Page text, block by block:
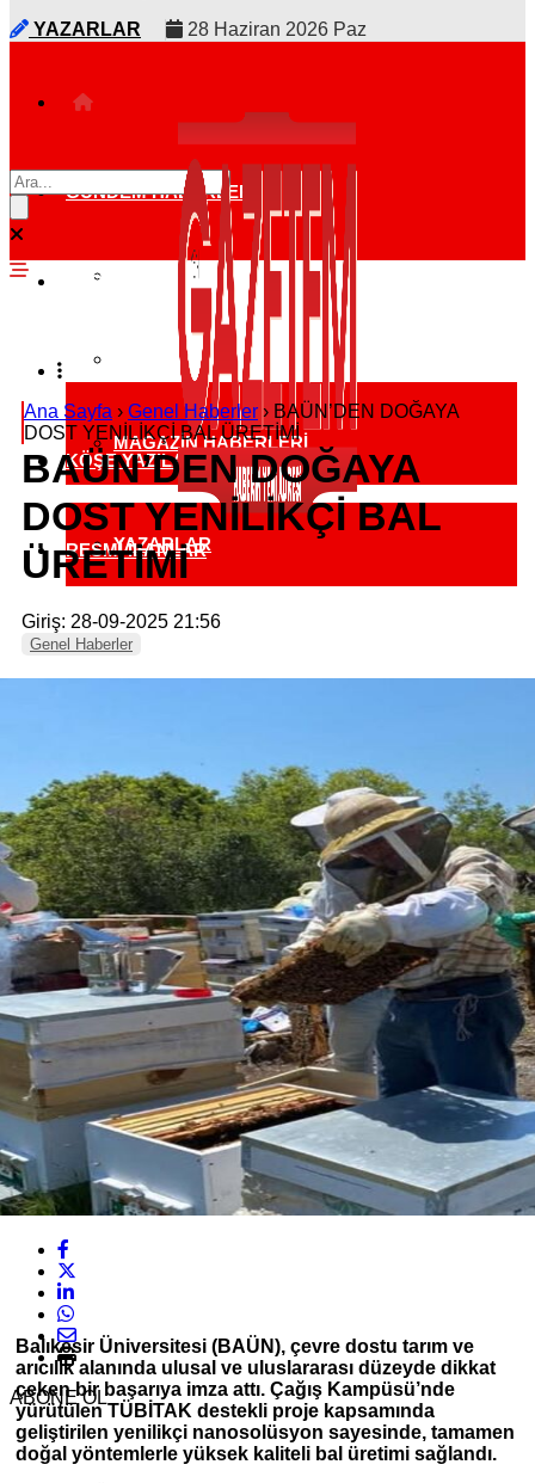
YAZARLAR
28 Haziran 2026 Paz
GÜNDEM HABERLERI
EKONOMI HABERLERI
POLITIKA HABERLERI
MAGAZIN HABERLERI
SPOR HABERLERI
RÖPORTAJLAR
KÖŞE YAZILARI
YAZARLAR
RESMI İLANLAR
KÜNYE
Ana Sayfa › Genel Haberler › BAÜN’DEN DOĞAYA
DOST YENİLİKÇİ BAL ÜRETİMİ
BAÜN’DEN DOĞAYA
DOST YENİLİKÇİ BAL
ÜRETİMİ
Giriş: 28-09-2025 21:56
Genel Haberler
ABONE OL
Balıkesir Üniversitesi (BAÜN), çevre dostu tarım ve
arıcılık alanında ulusal ve uluslararası düzeyde dikkat
çeken bir başarıya imza attı. Çağış Kampüsü’nde
yürütülen TÜBİTAK destekli proje kapsamında
geliştirilen yenilikçi nanosolüsyon sayesinde, tamamen
doğal yöntemlerle yüksek kaliteli bal üretimi sağlandı.